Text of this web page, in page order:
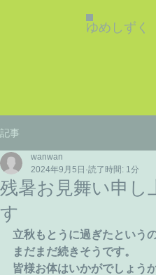
ゆめしずく
記事
残暑お見舞い申し
す
wanwan
2024年9月5日 読了時間: 1分
立秋もとうに過ぎたという
まだまだ続きそうです。
皆様お体はいかがでしょう